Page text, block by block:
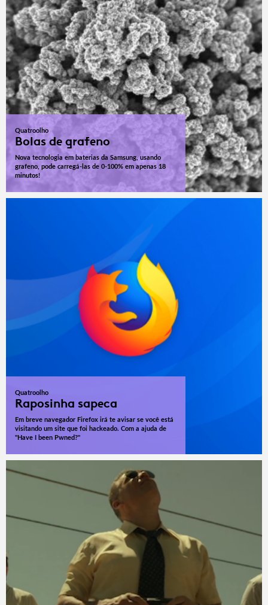
Quatroolho
Bolas de grafeno
Nova tecnologia em baterias da Samsung, usando
grafeno, pode carregá-las de 0-100% em apenas 18
minutos!
Quatroolho
Raposinha sapeca
Em breve navegador Firefox irá te avisar se você está
visitando um site que foi hackeado. Com a ajuda de
"Have I been Pwned?"